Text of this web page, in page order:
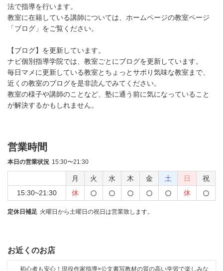
法で指導を行います。
教室に在籍している講師については、ホームページの教室ページ
「ブログ」をご覧ください。
【ブログ】を更新しています。
ナビ個別指導学院では、教室ごとにブログを更新しています。
毎日マメに更新している教室とちょっとサボり気味な教室まで、
近くの教室のブログを是非読んでみてください。
教室の様子や講師のことなど、塾に通う前に気になっていること
が解決するかもしれません。
営業時間
本日の営業状況 15:30〜21:30
月 火 水 木 金 土 日
祝
15:30~21:30
休 休
定休日補足 火曜日から土曜日の祝日は営業致します。
お近くのお店
初心者も安心！現役作家指導×公文書写教材の質の高い学習で楽しみな